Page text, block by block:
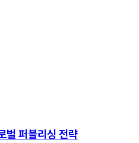
벌 퍼블리싱 전략